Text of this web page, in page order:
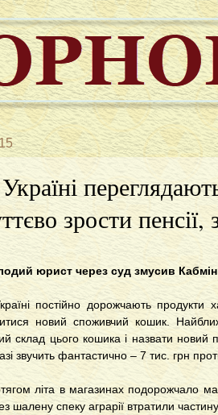
зрости
юрист через суд змусив Кабмін
постійно дорожчають продукти
новий споживчий кошик.
склад цього кошика і назвати новий
звучить фантастично – 7 тис. грн
літа в магазинах подорожчало
шалену спеку аграрії втратили